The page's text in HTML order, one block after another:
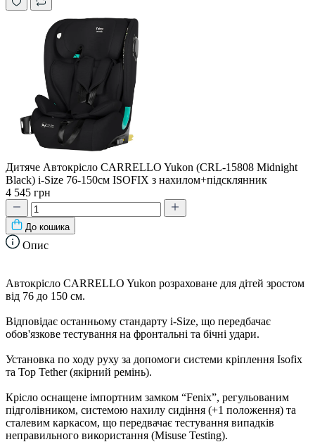
Дитяче Автокрісло CARRELLO Yukon (CRL-15808 Midnight
Black) i-Size 76-150см ISOFIX з нахилом+підсклянник
4 545 грн
До кошика
Опис
Автокрісло CARRELLO Yukon розраховане для дітей зростом
від 76 до 150 см.
Відповідає останньому стандарту i-Size, що передбачає
обов'язкове тестування на фронтальні та бічні удари.
Установка по ходу руху за допомоги системи кріплення Isofix
та Top Tether (якірний ремінь).
Крісло оснащене імпортним замком “Fenix”, регульованим
підголівником, системою нахилу сидіння (+1 положення) та
сталевим каркасом, що передвачає тестування випадків
неправильного використання (Misuse Testing).